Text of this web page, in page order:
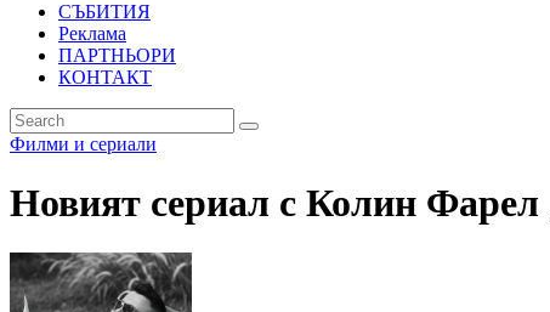
СЪБИТИЯ
Реклама
ПАРТНЬОРИ
КОНТАКТ
Филми и сериали
Новият сериал с Колин Фарел